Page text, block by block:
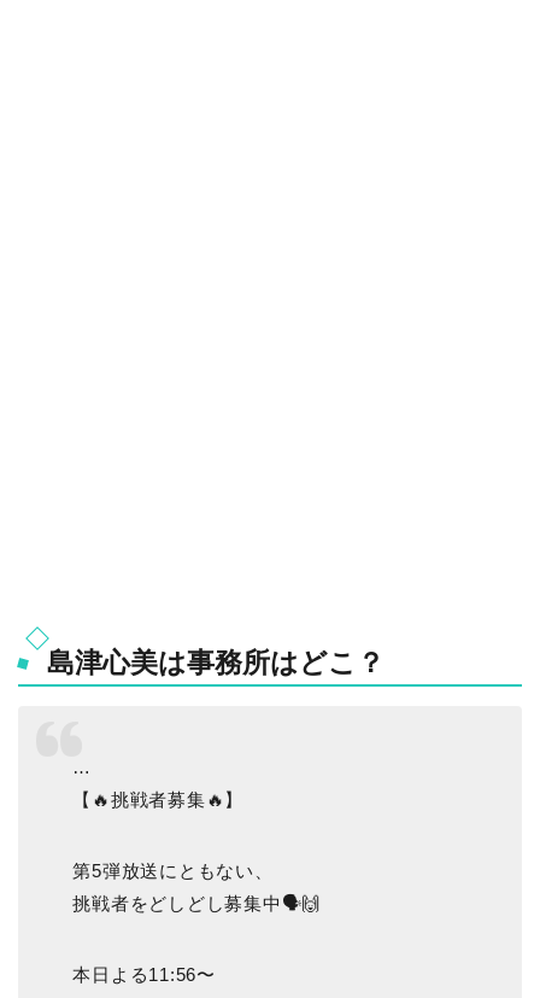
島津心美は事務所はどこ？
…
【🔥挑戦者募集🔥】
第5弾放送にともない、
挑戦者をどしどし募集中🗣🙌
本日よる11:56〜